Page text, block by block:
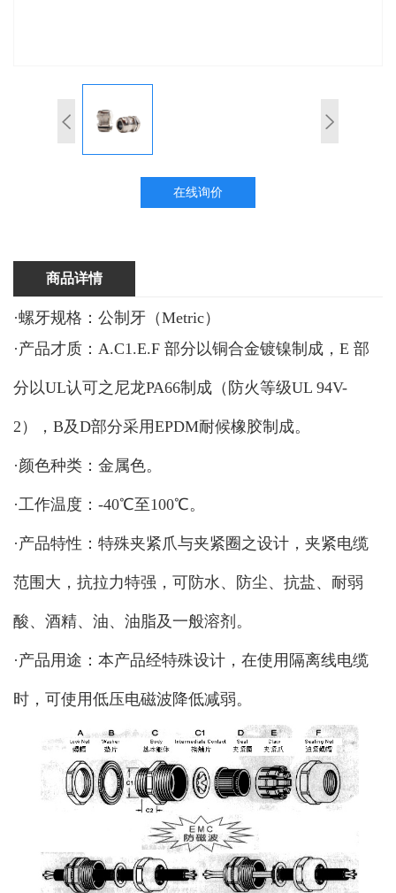
在线询价
商品详情
·螺牙规格：公制牙（Metric）
·产品才质：A.C1.E.F 部分以铜合金镀镍制成，E 部
分以UL认可之尼龙PA66制成（防火等级UL 94V-
2），B及D部分采用EPDM耐候橡胶制成。
·颜色种类：金属色。
·工作温度：-40℃至100℃。
·产品特性：特殊夹紧爪与夹紧圈之设计，夹紧电缆
范围大，抗拉力特强，可防水、防尘、抗盐、耐弱
酸、酒精、油、油脂及一般溶剂。
·产品用途：本产品经特殊设计，在使用隔离线电缆
时，可使用低压电磁波降低减弱。